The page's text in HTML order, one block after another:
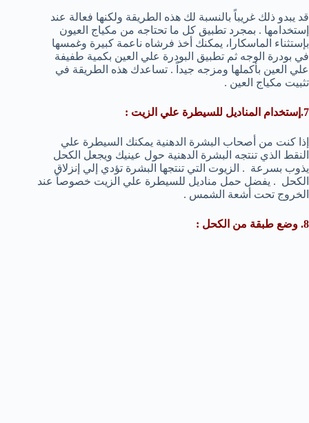
قد يبدو ذلك غريباً بالنسبة لك هذه الطريقة ولكنها فعالة عند
إستخدامها . بمجرد تطبيق كل ما تحتاجه من مكياج العيون
بإستثناء الماسكارا، يمكنك أخذ فرشاه ناعمة كبيرة وغمسها
في بودرة الوجه ثم تطبيق البودرة علي العين بكمية طفيفة
علي العين بأكملها ومزجه جيداً . تساعدك هذه الطريقة في
تثبيت مكياج العين .
7.إستخدام المناديل للسيطرة علي الزيت :
إذا كنت من أصحاب البشرة الدهنية يمكنك السيطرة علي
النقط الذي تنتجه البشرة الدهنية حول عينيك ويجعل الكحل
يذوب بسرعة . الزيوت التي تنتجها البشرة تؤدي إلي إنزلاق
الكحل . يفضل حمل مناديل للسيطرة علي الزيت خصوصاً عند
الخروج تحت أشعة الشمس .
8. وضع طبقة من الكحل :